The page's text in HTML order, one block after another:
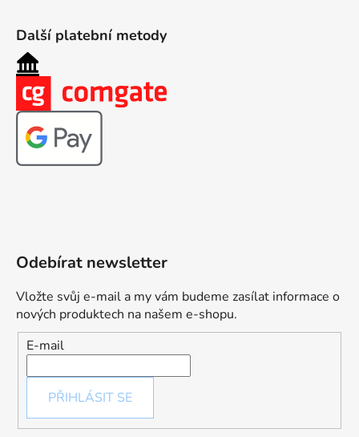
Další platební metody
Odebírat newsletter
Vložte svůj e-mail a my vám budeme zasílat informace o
nových produktech na našem e-shopu.
E-mail
PŘIHLÁSIT SE